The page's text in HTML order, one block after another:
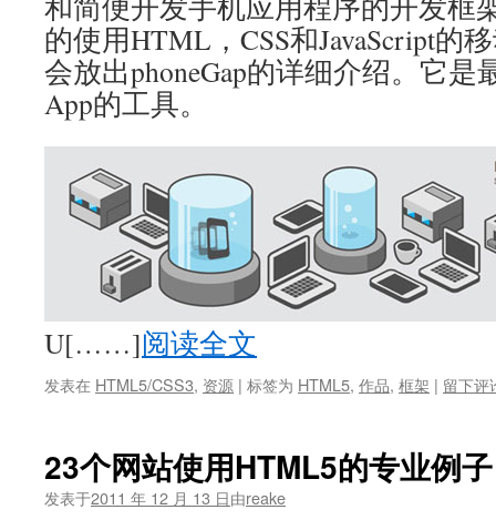
的使用HTML，CSS和JavaScript的
会放出phoneGap的详细介绍。它是
App的工具。
U[……]阅读全文
发表在 HTML5/CSS3, 资源 | 标签为 HTML5, 作品, 框架 | 留下评
23个网站使用HTML5的专业例子
发表于2011 年 12 月 13 日由reake